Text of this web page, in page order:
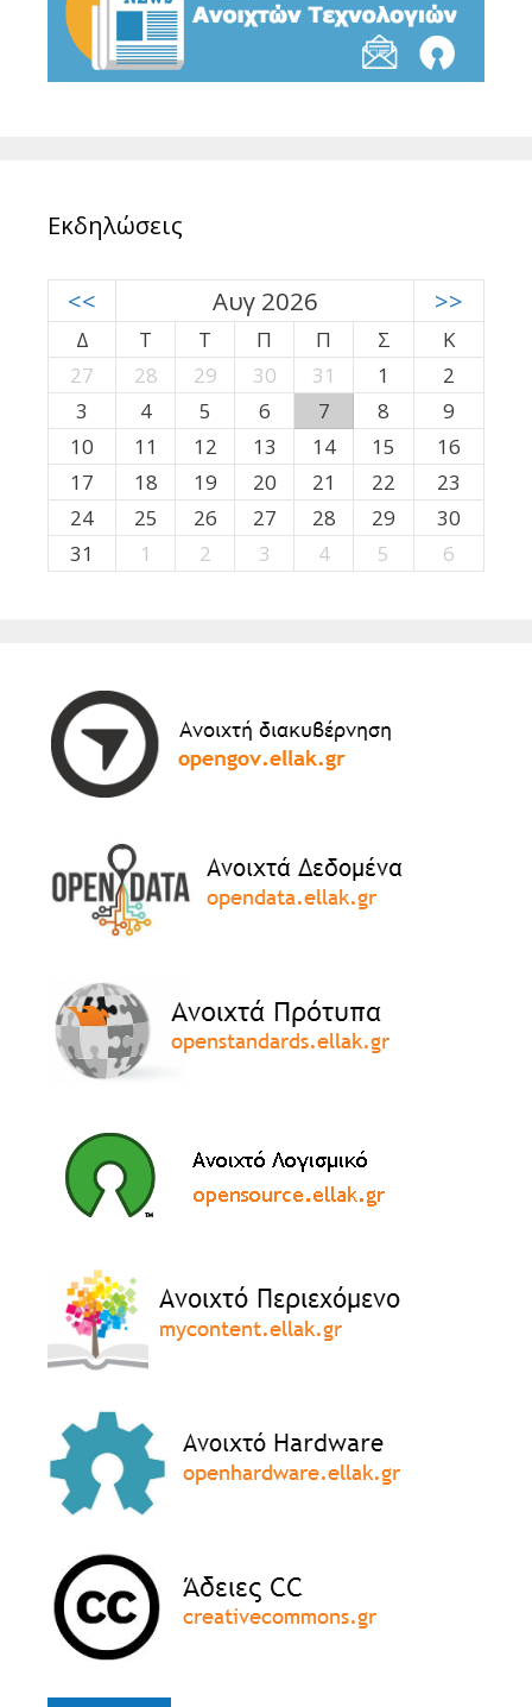
Εκδηλώσεις
<< Αυγ 2026 >>
Δ Τ Τ Π Π Σ
Κ
27
28 29 30 31 1
2
3
4 5 6 7 8
9
10
11 12 13 14 15
16
17
18 19 20 21 22
23
24
25 26 27 28 29
30
31
1 2 3 4 5 6